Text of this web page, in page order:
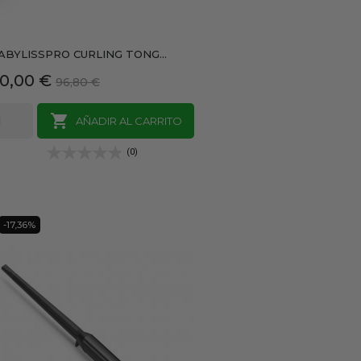
CURLING TONG...
€ Precio
base
96,80 €
 AÑADIR AL CARRITO
(0)
-17,36%